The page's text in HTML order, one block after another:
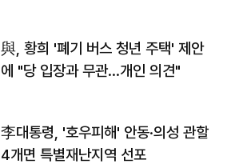
與, 황희 '폐기 버스 청년 주택' 제안
에 "당 입장과 무관…개인 의견"
李대통령, '호우피해' 안동·의성 관할
4개면 특별재난지역 선포